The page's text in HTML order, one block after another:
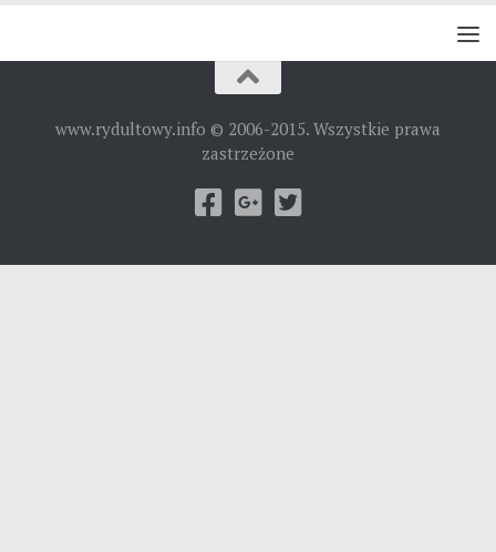
www.rydultowy.info © 2006-2015. Wszystkie prawa
zastrzeżone